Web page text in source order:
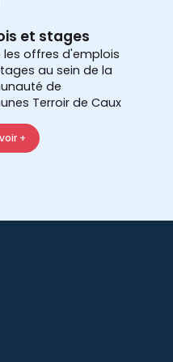
et stages
les offres d'emplois
au sein de la
de
Terroir de Caux
+